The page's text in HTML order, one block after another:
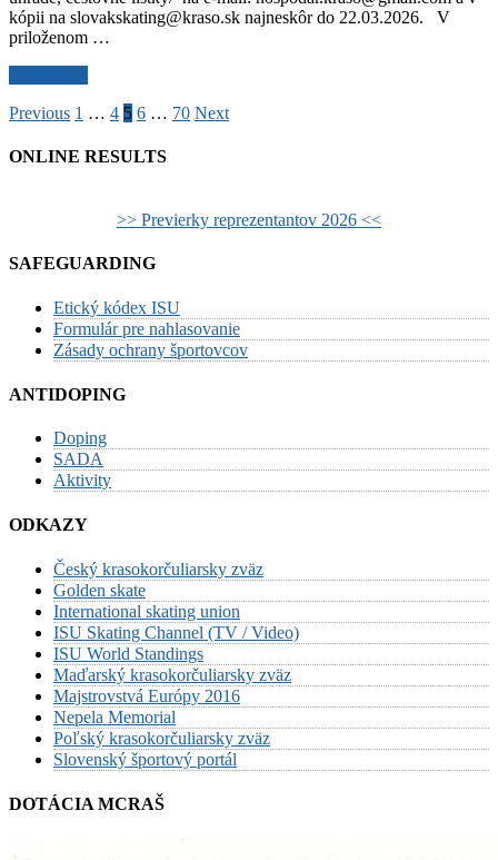
Technický
kópii na slovakskating@kraso.sk najneskôr do 22.03.2026. V
priloženom …
MSR
–
panel,
DRO
Posts
pagination
Previous 1 … 4 5 6 … 70 Next
ONLINE RESULTS
>> Previerky reprezentantov 2026 <<
SAFEGUARDING
Etický kódex ISU
Formulár pre nahlasovanie
Zásady ochrany športovcov
ANTIDOPING
Doping
SADA
Aktivity
ODKAZY
Český krasokorčuliarsky zväz
Golden skate
International skating union
ISU Skating Channel (TV / Video)
ISU World Standings
Maďarský krasokorčuliarsky zväz
Majstrovstvá Európy 2016
Nepela Memorial
Poľský krasokorčuliarsky zväz
Slovenský športový portál
DOTÁCIA MCRAŠ